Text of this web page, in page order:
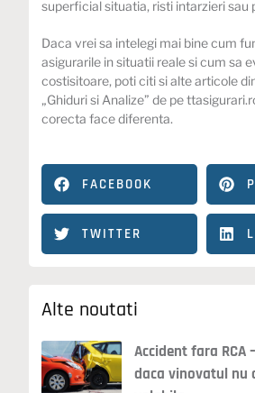
superficial situatia, risti intarzieri sau
Daca vrei sa intelegi mai bine cum
asigurarile in situatii reale si cum sa
costisitoare, poti citi si alte articole
„Ghiduri si Analize” de pe
corecta face diferenta.
FACEBOOK
TWITTER
Alte noutati
Accident fara RCA
daca vinovatul nu